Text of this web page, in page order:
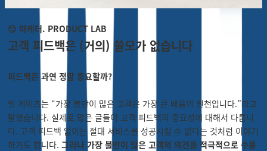
😏 마케터. PRODUCT LAB
고객 피드백은 (거의) 쓸모가 없습니다
피드백은 과연 정말 중요할까?
빌 게이츠는 “가장 불만이 많은 고객은 가장 큰 배움의 원천입니다.”라고
말했습니다. 실제로 많은 글들이 고객 피드백의 중요성에 대해서 다룹니
다. 고객 피드백 없이는 절대 서비스를 성공시킬 수 없다는 것처럼 이야기
하기도 합니다. 그러나 가장 불만이 많은 고객의 의견을 적극적으로 수용